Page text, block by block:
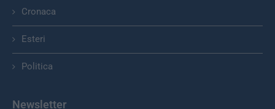
Cronaca
Esteri
Politica
Newsletter